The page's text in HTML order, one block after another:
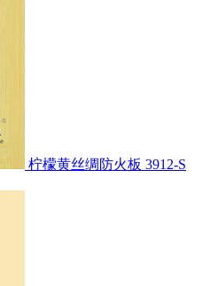
柠檬黄丝绸防火板 3912-S